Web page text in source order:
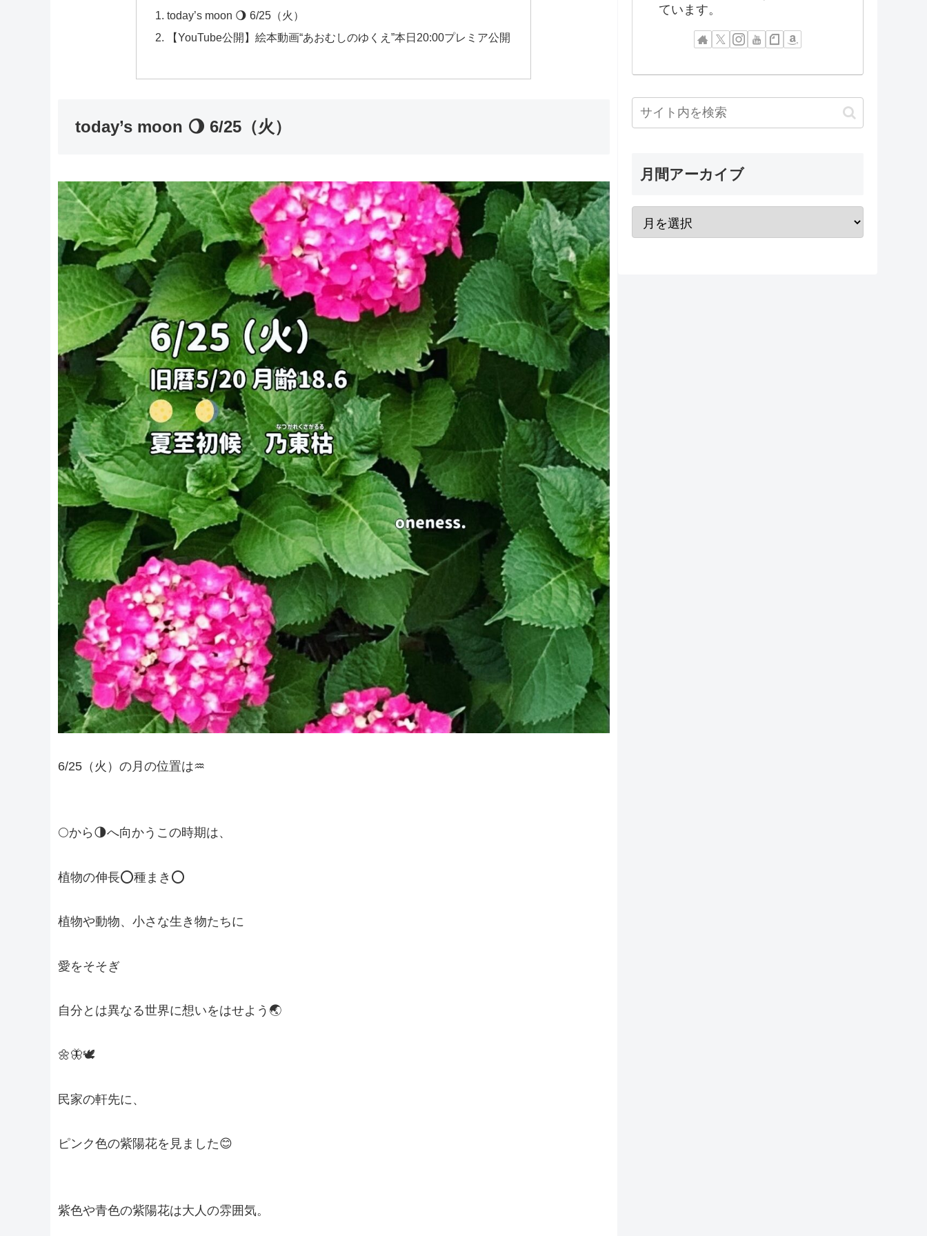
today’s moon 🌖 6/25（火）
【YouTube公開】絵本動画“あおむしのゆくえ”本日20:00プレミア公開
today’s moon 🌖 6/25（火）
6/25（火）の月の位置は♒️
🌕から🌗へ向かうこの時期は、
植物の伸長⭕️種まき⭕️
植物や動物、小さな生き物たちに
愛をそそぎ
自分とは異なる世界に想いをはせよう🌏
🌼🦋🕊️
民家の軒先に、
ピンク色の紫陽花を見ました😊
紫色や青色の紫陽花は大人の雰囲気。
ています。
月間アーカイブ